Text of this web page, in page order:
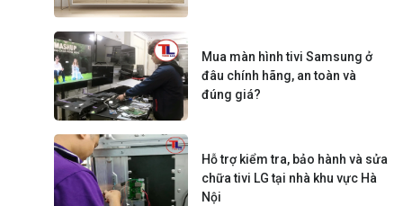
Mua màn hình tivi Samsung ở
đâu chính hãng, an toàn và
đúng giá?
Hỗ trợ kiểm tra, bảo hành và sửa
chữa tivi LG tại nhà khu vực Hà
Nội